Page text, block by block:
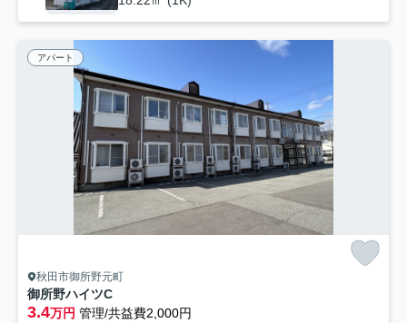
アパート
秋田市御所野元町
御所野ハイツC
3.4万円 管理/共益費2,000円